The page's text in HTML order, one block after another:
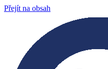
Přejít na obsah